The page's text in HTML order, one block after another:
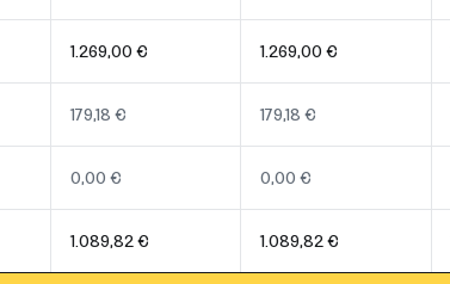
1.269,00 € 1.269,00 €
179,18 € 179,18 €
0,00 € 0,00 €
1.089,82 € 1.089,82 €